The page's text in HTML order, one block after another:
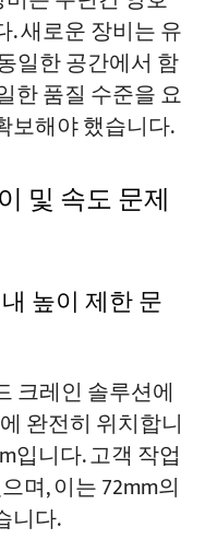
새로운 장비는 유
일한 공간에서 함
한 품질 수준을 요
보해야 했습니다.
및 속도 문제
높이 제한 문
크레인 솔루션에
완전히 위치합니
입니다. 고객 작업
며, 이는 72mm의
니다.